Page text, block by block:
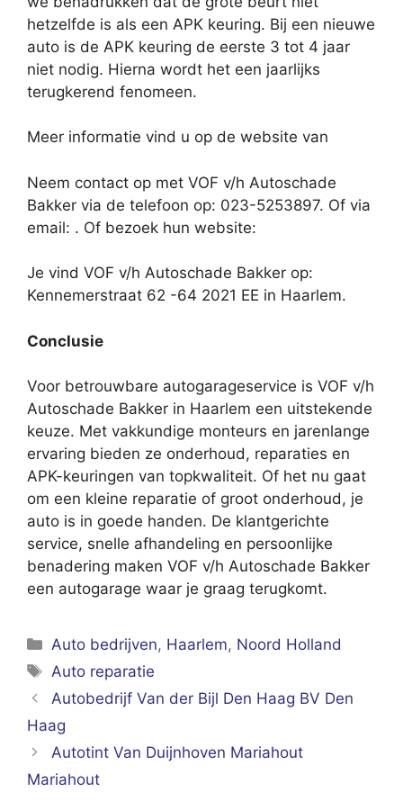
hetzelfde is als een APK keuring. Bij een nieuwe
auto is de APK keuring de eerste 3 tot 4 jaar
niet nodig. Hierna wordt het een jaarlijks
terugkerend fenomeen.
Meer informatie vind u op de website van
Neem contact op met VOF v/h Autoschade
Bakker via de telefoon op: 023-5253897. Of via
email: . Of bezoek hun website:
Je vind VOF v/h Autoschade Bakker op:
Kennemerstraat 62 -64 2021 EE in Haarlem.
Conclusie
Voor betrouwbare autogarageservice is VOF v/h
Autoschade Bakker in Haarlem een uitstekende
keuze. Met vakkundige monteurs en jarenlange
ervaring bieden ze onderhoud, reparaties en
APK-keuringen van topkwaliteit. Of het nu gaat
om een kleine reparatie of groot onderhoud, je
auto is in goede handen. De klantgerichte
service, snelle afhandeling en persoonlijke
benadering maken VOF v/h Autoschade Bakker
een autogarage waar je graag terugkomt.
Categorieën
Auto bedrijven, Haarlem, Noord Holland
Tags
Auto reparatie
Autobedrijf Van der Bijl Den Haag BV Den
Haag
Autotint Van Duijnhoven Mariahout
Mariahout